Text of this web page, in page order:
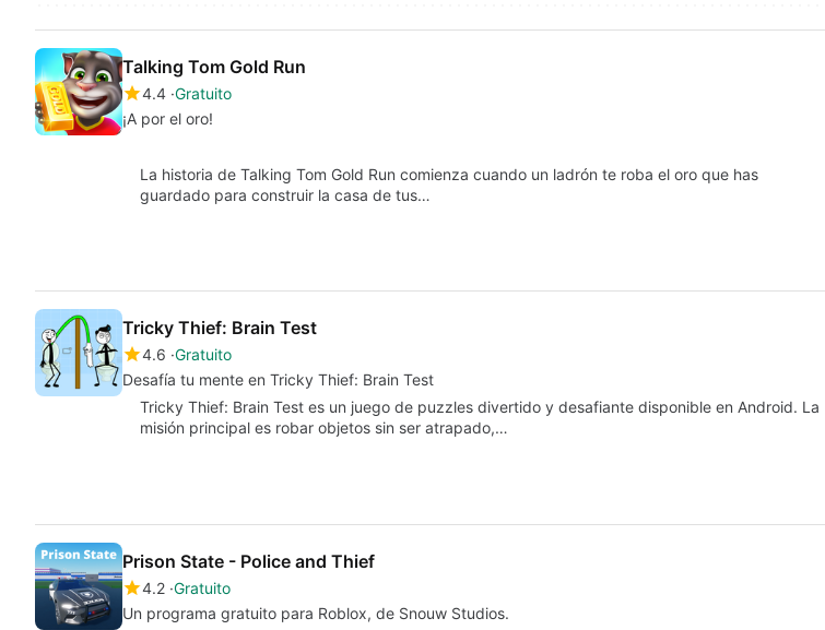
Talking Tom Gold Run
4.4 Gratuito
¡A por el oro!
La historia de Talking Tom Gold Run comienza cuando un ladrón te roba el oro que has
guardado para construir la casa de tus…
Tricky Thief: Brain Test
4.6 Gratuito
Desafía tu mente en Tricky Thief: Brain Test
Tricky Thief: Brain Test es un juego de puzzles divertido y desafiante disponible en Android. La
misión principal es robar objetos sin ser atrapado,…
Prison State - Police and Thief
4.2 Gratuito
Un programa gratuito para Roblox, de Snouw Studios.